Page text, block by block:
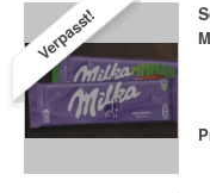
Verpasst!